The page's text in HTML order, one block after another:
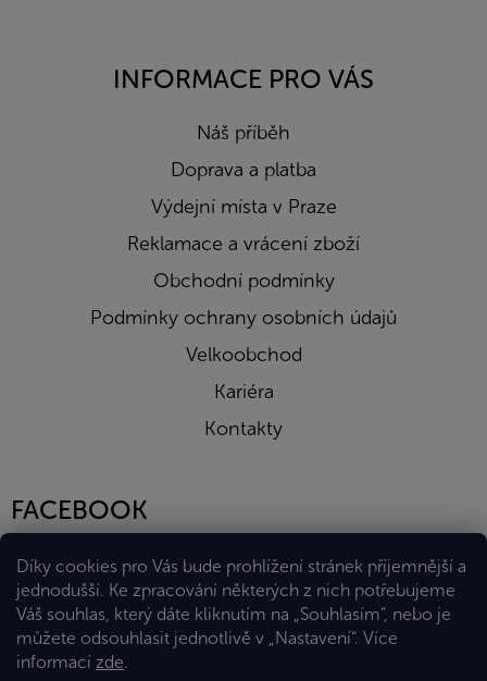
Díky cookies pro Vás bude prohlížení stránek příjemnější a
jednodušší. Ke zpracování některých z nich potřebujeme
Váš souhlas, který dáte kliknutím na „Souhlasím“, nebo je
můžete odsouhlasit jednotlivě v „Nastavení“. Více
informací zde.
INFORMACE PRO VÁS
Náš příběh
Doprava a platba
Výdejní místa v Praze
Reklamace a vrácení zboží
Obchodní podmínky
Podmínky ochrany osobních údajů
Velkoobchod
Kariéra
Kontakty
FACEBOOK